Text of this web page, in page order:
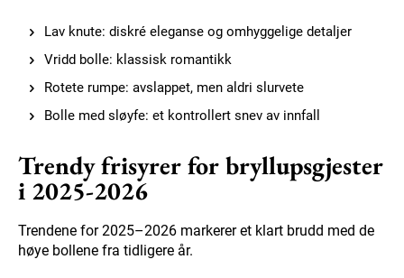
Lav knute: diskré eleganse og omhyggelige detaljer
Vridd bolle: klassisk romantikk
Rotete rumpe: avslappet, men aldri slurvete
Bolle med sløyfe: et kontrollert snev av innfall
Trendy frisyrer for bryllupsgjester
i 2025-2026
Trendene for 2025–2026 markerer et klart brudd med de
høye bollene fra tidligere år.